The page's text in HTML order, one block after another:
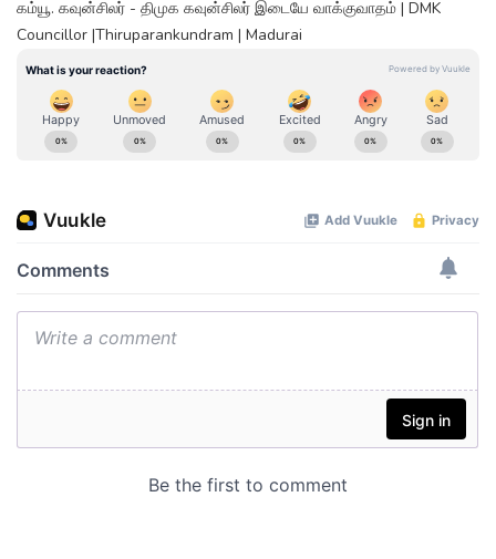
கம்யூ. கவுன்சிலர் - திமுக கவுன்சிலர் இடையே வாக்குவாதம் | DMK
Councillor |Thiruparankundram | Madurai